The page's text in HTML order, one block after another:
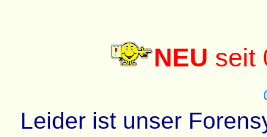
NEU seit
Leider ist unser